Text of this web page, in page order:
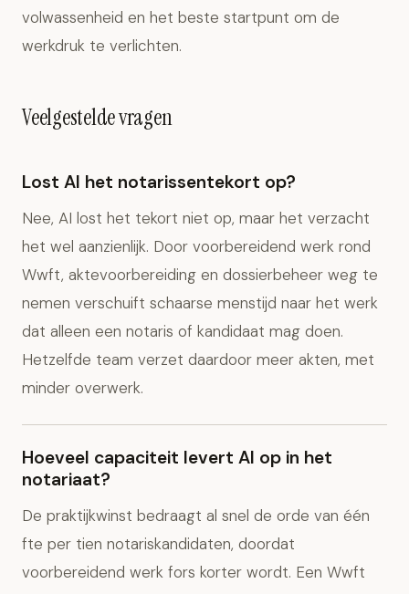
volwassenheid en het beste startpunt om de
werkdruk te verlichten.
Veelgestelde vragen
Lost AI het notarissentekort op?
Nee, AI lost het tekort niet op, maar het verzacht
het wel aanzienlijk. Door voorbereidend werk rond
Wwft, aktevoorbereiding en dossierbeheer weg te
nemen verschuift schaarse menstijd naar het werk
dat alleen een notaris of kandidaat mag doen.
Hetzelfde team verzet daardoor meer akten, met
minder overwerk.
Hoeveel capaciteit levert AI op in het
notariaat?
De praktijkwinst bedraagt al snel de orde van één
fte per tien notariskandidaten, doordat
voorbereidend werk fors korter wordt. Een Wwft